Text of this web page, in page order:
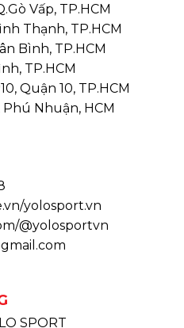
Vấp, TP.HCM
Thạnh, TP.HCM
Bình, TP.HCM
TP.HCM
Quận 10, TP.HCM
Nhuận, HCM
yolosport.vn
@yolosportvn
SPORT